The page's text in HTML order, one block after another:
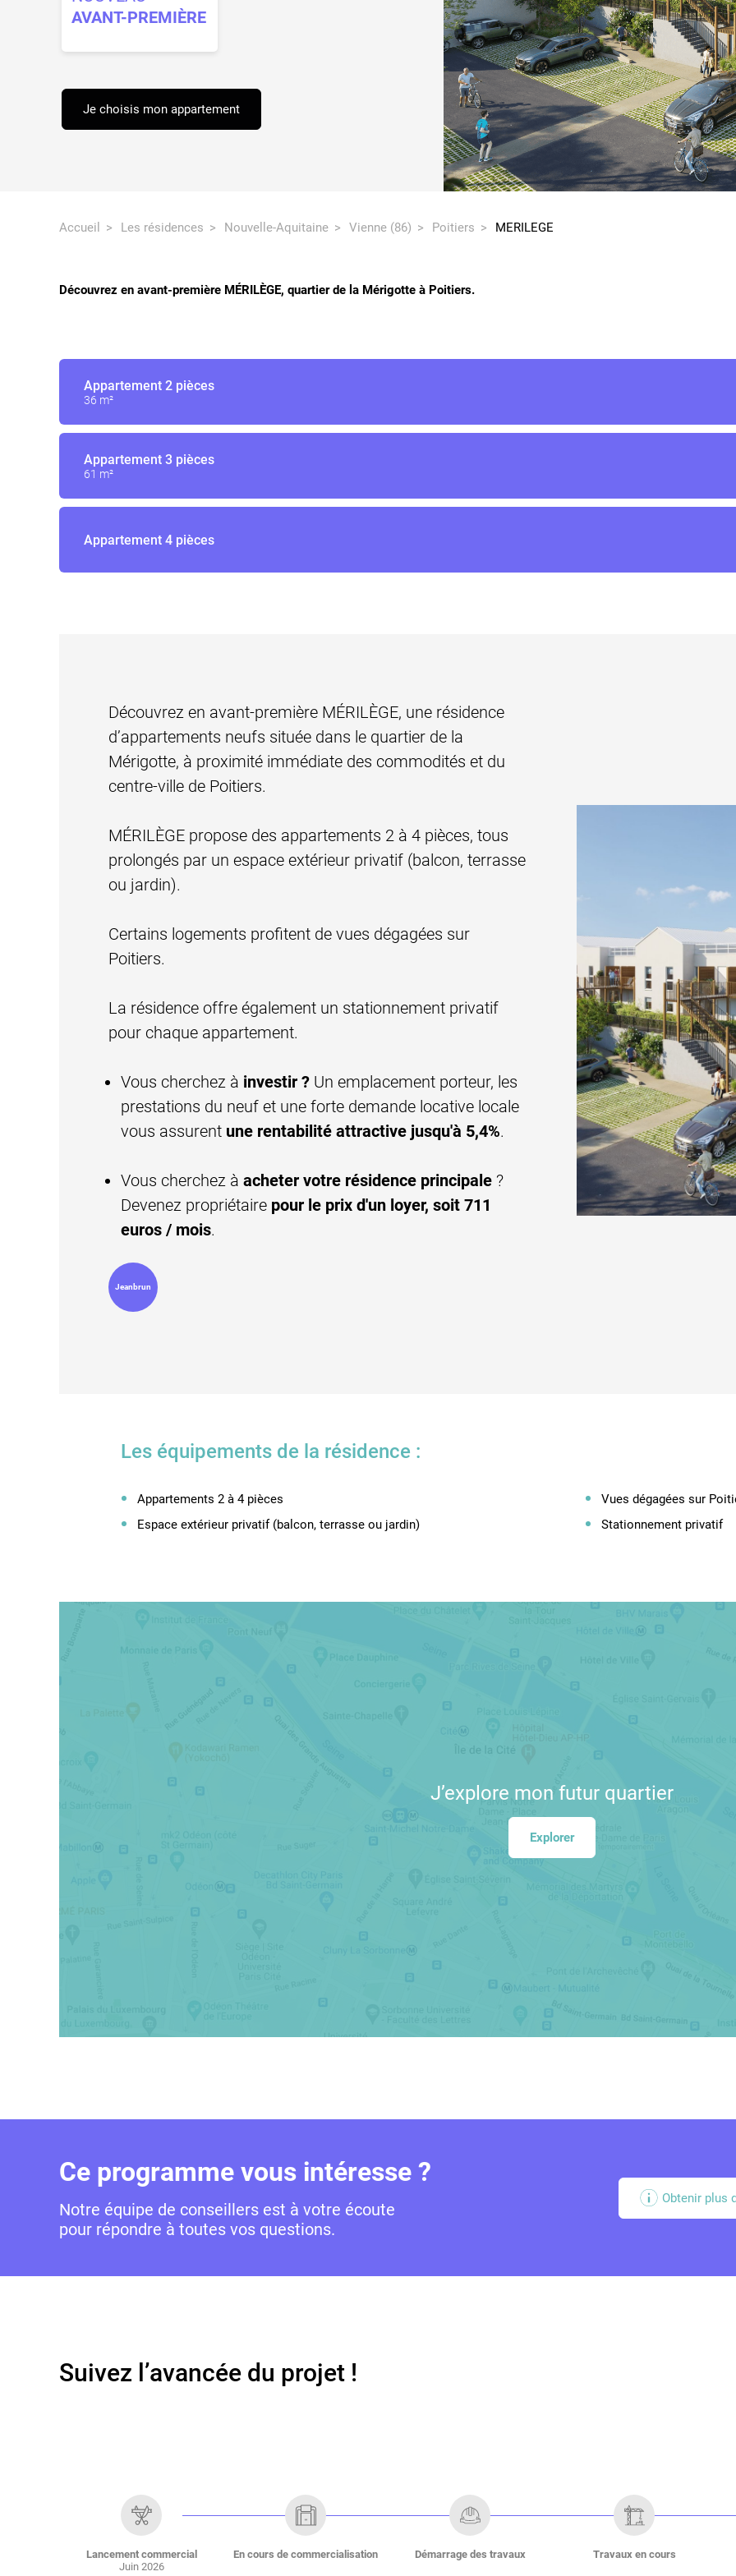
AVANT-PREMIÈRE
Je choisis mon appartement
Accueil Les résidences Nouvelle-Aquitaine Vienne (86) Poitiers MERILEGE
Découvrez en avant-première MÉRILÈGE, quartier de la Mérigotte à Poitiers.
Appartement 2 pièces
36 m²
Appartement 3 pièces
61 m²
Appartement 4 pièces
Découvrez en avant-première MÉRILÈGE, une résidence
d’appartements neufs située dans le quartier de la
Mérigotte, à proximité immédiate des commodités et du
centre-ville de Poitiers.
MÉRILÈGE propose des appartements 2 à 4 pièces, tous
prolongés par un espace extérieur privatif (balcon, terrasse
ou jardin).
Certains logements profitent de vues dégagées sur
Poitiers.
La résidence offre également un stationnement privatif
pour chaque appartement.
Vous cherchez à investir ? Un emplacement porteur, les
prestations du neuf et une forte demande locative locale
vous assurent une rentabilité attractive jusqu'à 5,4%.
Vous cherchez à acheter votre résidence principale ?
Devenez propriétaire pour le prix d'un loyer, soit 711
euros / mois.
Jeanbrun
Les équipements de la résidence :
Appartements 2 à 4 pièces
Espace extérieur privatif (balcon, terrasse ou jardin)
Vues dégagées sur
Stationnement privatif
J’explore mon futur quartier
Explorer
Ce programme vous intéresse ?
Notre équipe de conseillers est à votre écoute
pour répondre à toutes vos questions.
Obtenir plus
Suivez l’avancée du projet !
Lancement commercial
Juin 2026
En cours de commercialisation Démarrage des travaux Travaux en cours